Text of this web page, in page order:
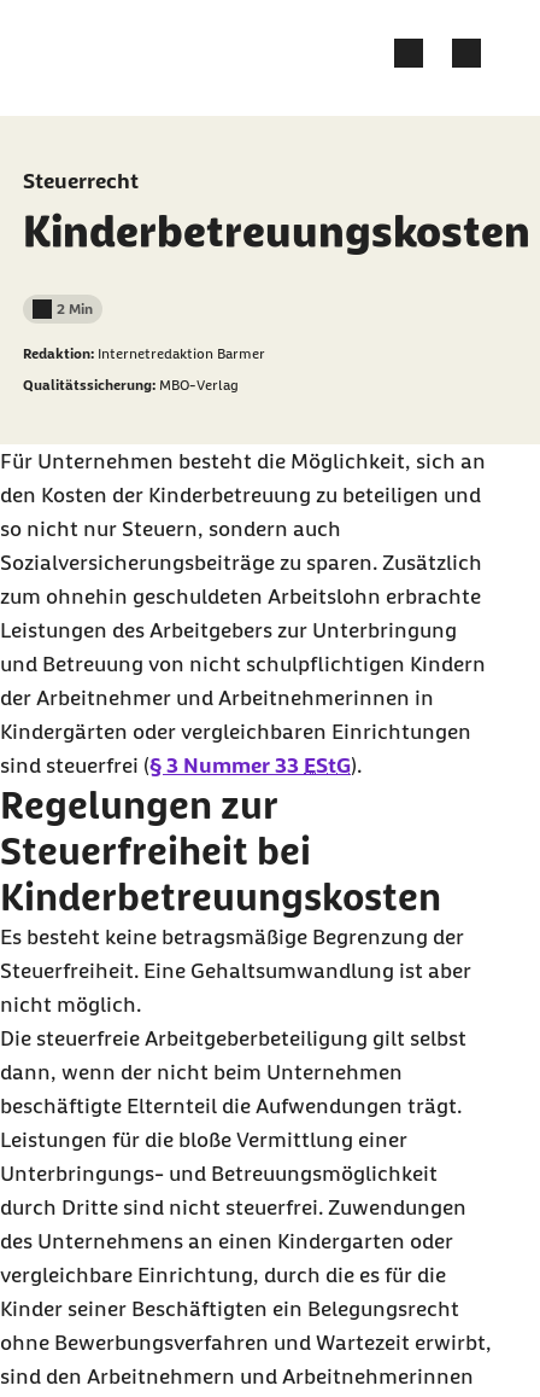
Steuerrecht
Kinderbetreuungskosten
Lesedauer weniger als
2 Min
Redaktion: Internetredaktion Barmer
Qualitätssicherung: MBO-Verlag
Für Unternehmen besteht die Möglichkeit, sich an
den Kosten der Kinderbetreuung zu beteiligen und
so nicht nur Steuern, sondern auch
Sozialversicherungsbeiträge zu sparen. Zusätzlich
zum ohnehin geschuldeten Arbeitslohn erbrachte
Leistungen des Arbeitgebers zur Unterbringung
und Betreuung von nicht schulpflichtigen Kindern
der Arbeitnehmer und Arbeitnehmerinnen in
Kindergärten oder vergleichbaren Einrichtungen
sind steuerfrei (§ 3 Nummer 33 EStG).
Regelungen zur
Steuerfreiheit bei
Kinderbetreuungskosten
Es besteht keine betragsmäßige Begrenzung der
Steuerfreiheit. Eine Gehaltsumwandlung ist aber
nicht möglich.
Die steuerfreie Arbeitgeberbeteiligung gilt selbst
dann, wenn der nicht beim Unternehmen
beschäftigte Elternteil die Aufwendungen trägt.
Leistungen für die bloße Vermittlung einer
Unterbringungs- und Betreuungsmöglichkeit
durch Dritte sind nicht steuerfrei. Zuwendungen
des Unternehmens an einen Kindergarten oder
vergleichbare Einrichtung, durch die es für die
Kinder seiner Beschäftigten ein Belegungsrecht
ohne Bewerbungsverfahren und Wartezeit erwirbt,
sind den Arbeitnehmern und Arbeitnehmerinnen